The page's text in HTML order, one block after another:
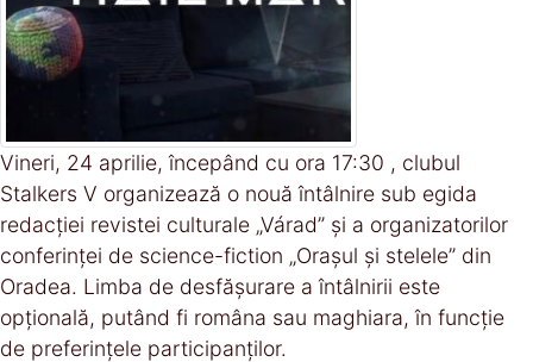
Vineri, 24 aprilie, începând cu ora 17:30 , clubul
Stalkers V organizează o nouă întâlnire sub egida
redacției revistei culturale „Várad” și a organizatorilor
conferinței de science-fiction „Orașul și stelele” din
Oradea. Limba de desfășurare a întâlnirii este
opțională, putând fi româna sau maghiara, în funcție
de preferințele participanților.